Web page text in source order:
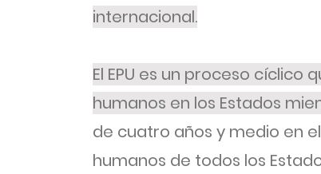
internacional.
El EPU es un proceso cíclico
humanos en los Estados
de cuatro años y medio en
humanos de todos los